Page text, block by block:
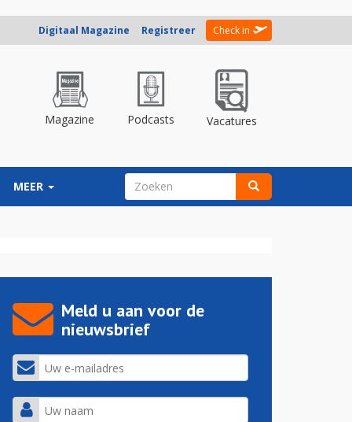
Digitaal Magazine Registreer Check in
Magazine Podcasts Vacatures
MEER ZOEKVELD
Meld u aan voor de
nieuwsbrief